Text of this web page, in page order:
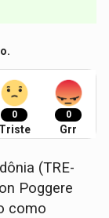
0
Triste
0
Grr
(TRE-
Poggere
como